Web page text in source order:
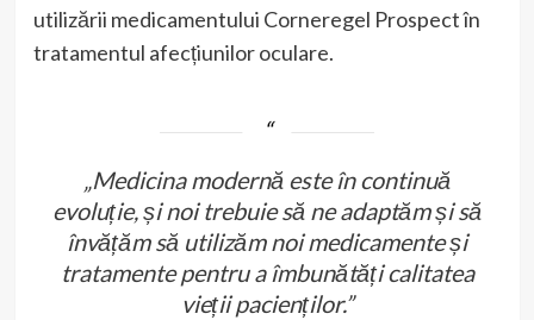
utilizării medicamentului Corneregel Prospect în
tratamentul afecțiunilor oculare.
„Medicina modernă este în continuă
evoluție, și noi trebuie să ne adaptăm și să
învățăm să utilizăm noi medicamente și
tratamente pentru a îmbunătăți calitatea
vieții pacienților.”